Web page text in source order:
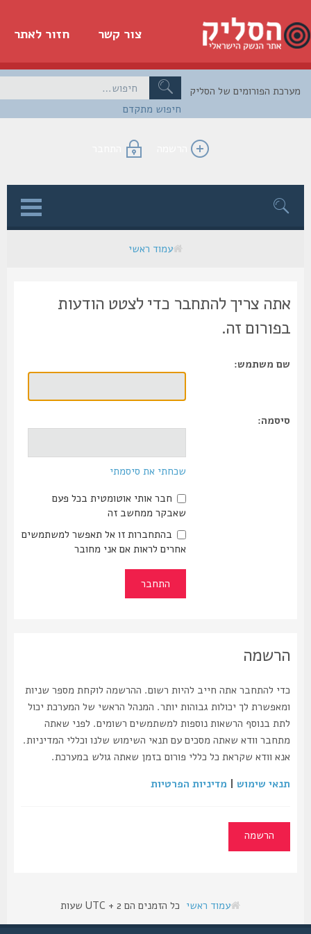
חזור לאתר צור קשר
חיפוש מתקדם
הפורומים של הסליק
הרשמה התחבר
עמוד ראשי
אתה צריך להתחבר כדי לצטט הודעות
בפורום זה.
שם משתמש:
סיסמה:
שכחתי את סיסמתי
חבר אותי אוטומטית בכל פעם
שאבקר ממחשב זה
בהתחברות זו אל תאפשר למשתמשים
אחרים לראות אם אני מחובר
הרשמה
כדי להתחבר אתה חייב להיות רשום. ההרשמה לוקחת מספר שניות
ומאפשרת לך יכולות גבוהות יותר. המנהל הראשי של המערכת יכול
לתת בנוסף הרשאות נוספות למשתמשים רשומים. לפני שאתה
מתחבר וודא שאתה מסכים עם תנאי השימוש שלנו וכללי המדיניות.
אנא וודא שקראת כל כללי פורום בזמן שאתה גולש במערכת.
תנאי שימוש|מדיניות הפרטיות
הרשמה
עמוד ראשי כל הזמנים הם UTC + 2 שעות